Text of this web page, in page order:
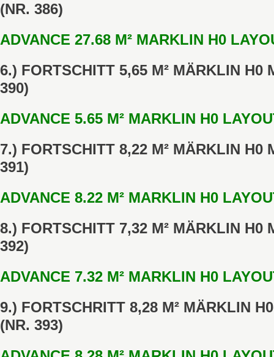
(NR. 386)
ADVANCE 27.68 M² MARKLIN H0
6.) FORTSCHITT 5,65 M² MÄRKLIN H0
390)
ADVANCE 5.65 M² MARKLIN H0
7.) FORTSCHITT 8,22 M² MÄRKLIN H0
391)
ADVANCE 8.22 M² MARKLIN H0
8.) FORTSCHITT 7,32 M² MÄRKLIN H0
392)
ADVANCE 7.32 M² MARKLIN H0
9.) FORTSCHRITT 8,28 M² MÄRKLIN
(NR. 393)